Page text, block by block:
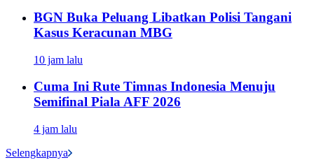
BGN Buka Peluang Libatkan Polisi Tangani
Kasus Keracunan MBG
10 jam lalu
Cuma Ini Rute Timnas Indonesia Menuju
Semifinal Piala AFF 2026
4 jam lalu
Selengkapnya